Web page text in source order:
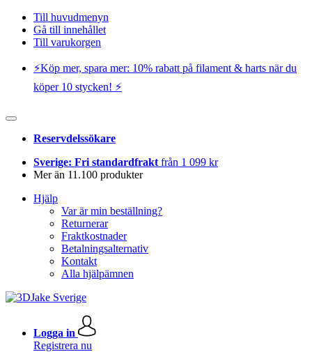
Till huvudmenyn
Gå till innehållet
Till varukorgen
⚡️Köp mer, spara mer: 10% rabatt på filament & harts när du
köper 10 stycken! ⚡️
Reservdelssökare
Sverige: Fri standardfrakt från 1 099 kr
Mer än 11.100 produkter
Hjälp
Var är min beställning?
Returnerar
Fraktkostnader
Betalningsalternativ
Kontakt
Alla hjälpämnen
Logga in
Registrera nu